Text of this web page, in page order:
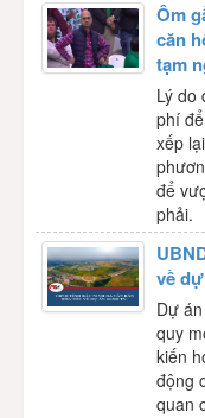
Ôm
căn
tạm
Lý do
phí
xếp
để
phải.
về
Dự
quy
kiến
động
quan